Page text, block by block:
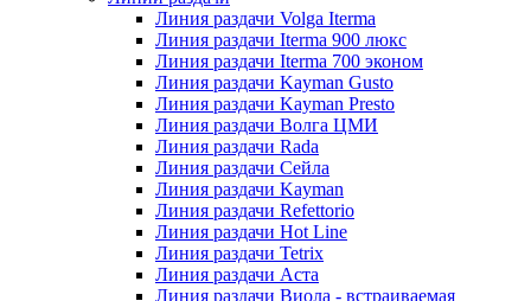
Линия раздачи Volga Iterma
Линия раздачи Iterma 900 люкс
Линия раздачи Iterma 700 эконом
Линия раздачи Kayman Gusto
Линия раздачи Kayman Presto
Линия раздачи Волга ЦМИ
Линия раздачи Rada
Линия раздачи Сейла
Линия раздачи Kayman
Линия раздачи Refettorio
Линия раздачи Hot Line
Линия раздачи Tetrix
Линия раздачи Аста
Линия раздачи Виола - встраиваемая